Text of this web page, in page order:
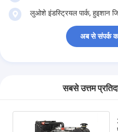
लुओशे इंडस्ट्रियल पार्क, हुइशान
अब से संपर्क
सबसे उत्तम